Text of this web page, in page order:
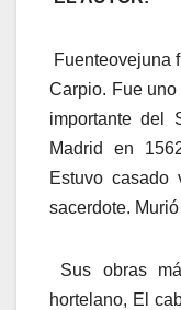
Fuenteovejuna
Carpio. Fue
importante del
Madrid en
Estuvo
sacerdote.
Sus obras
hortelano, El